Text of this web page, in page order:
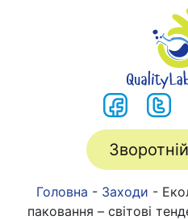
Головна - Заходи -
паковання – світові